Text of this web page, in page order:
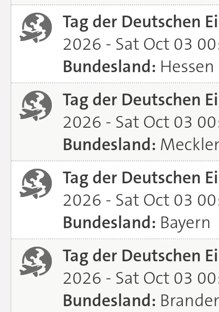
Tag der Deutschen
2026 - Sat Oct 03
Bundesland: Hessen
Tag der Deutschen
2026 - Sat Oct 03
Bundesland:
Tag der Deutschen
2026 - Sat Oct 03
Bundesland: Bayern
Tag der Deutschen
2026 - Sat Oct 03
Bundesland: